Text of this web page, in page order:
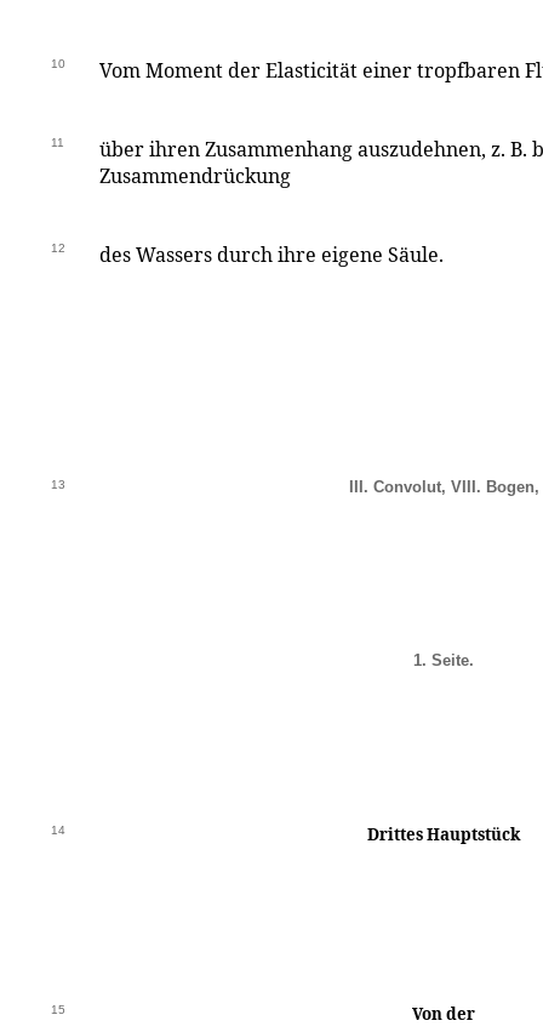
10 Vom Moment der Elasticität einer tropfbaren
11
über ihren Zusammenhang auszudehnen, z. B.
Zusammendrückung
12 des Wassers durch ihre eigene Säule.
13 III. Convolut, VIII. Bogen,
1. Seite.
14 Drittes Hauptstück
15 Von der